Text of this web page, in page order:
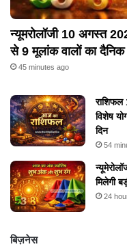
न्यूमरोलॉजी 10 अगस्त
से 9 मूलांक वालों का
45 minutes ago
राशिफल
विशेष
दिन
54
मिलेगी
24
बिज़नेस